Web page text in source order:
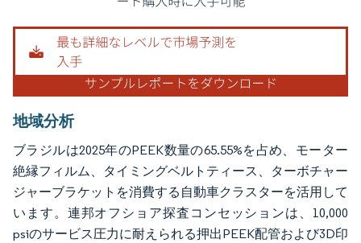
地域分析
ブラジルは2025年のPEEK数量の65.55%を占め、モーター
絶縁フィルム、タイミングベルトティース、ターボチャー
ジャーブラケットを消費する自動車クラスターを活用して
います。連邦オフショア探査コンセッションは、10,000
psiのサービス圧力に耐えられる押出PEEK配管および3D印